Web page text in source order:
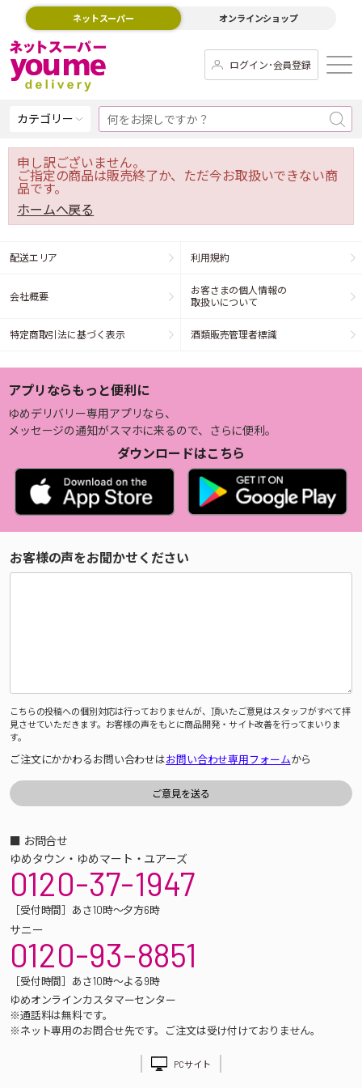
ネットスーパー オンラインショップ
ログイン･会員登録
カテゴリー
申し訳ございません。
ご指定の商品は販売終了か、ただ今お取扱いできない商
品です。
ホームへ戻る
配送エリア 利用規約
会社概要
お客さまの個人情報の
取扱いについて
特定商取引法に基づく表示 酒類販売管理者標識
アプリならもっと便利に
ゆめデリバリー専用アプリなら、
メッセージの通知がスマホに来るので、さらに便利。
ダウンロードはこちら
お客様の声をお聞かせください
こちらの投稿への個別対応は行っておりませんが、頂いたご意見はスタッフがすべて拝
見させていただきます。お客様の声をもとに商品開発・サイト改善を行ってまいりま
す。
ご注文にかかわるお問い合わせはお問い合わせ専用フォームから
■ お問合せ
ゆめタウン・ゆめマート・ユアーズ
0120-37-1947
［受付時間］あさ10時～夕方6時
サニー
0120-93-8851
［受付時間］あさ10時～よる9時
ゆめオンラインカスタマーセンター
※通話料は無料です。
※ネット専用のお問合せ先です。ご注文は受け付けておりません。
PCサイト